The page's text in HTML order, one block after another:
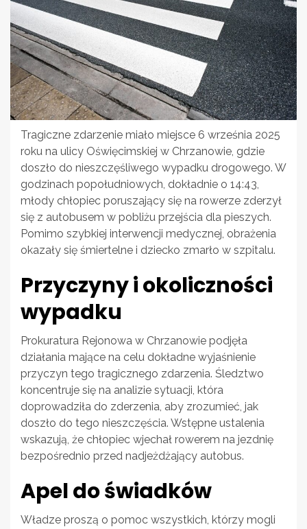
Tragiczne zdarzenie miało miejsce 6 września 2025
roku na ulicy Oświęcimskiej w Chrzanowie, gdzie
doszło do nieszczęśliwego wypadku drogowego. W
godzinach popołudniowych, dokładnie o 14:43,
młody chłopiec poruszający się na rowerze zderzył
się z autobusem w pobliżu przejścia dla pieszych.
Pomimo szybkiej interwencji medycznej, obrażenia
okazały się śmiertelne i dziecko zmarło w szpitalu.
Przyczyny i okoliczności
wypadku
Prokuratura Rejonowa w Chrzanowie podjęła
działania mające na celu dokładne wyjaśnienie
przyczyn tego tragicznego zdarzenia. Śledztwo
koncentruje się na analizie sytuacji, która
doprowadziła do zderzenia, aby zrozumieć, jak
doszło do tego nieszczęścia. Wstępne ustalenia
wskazują, że chłopiec wjechał rowerem na jezdnię
bezpośrednio przed nadjeżdżający autobus.
Apel do świadków
Władze proszą o pomoc wszystkich, którzy mogli